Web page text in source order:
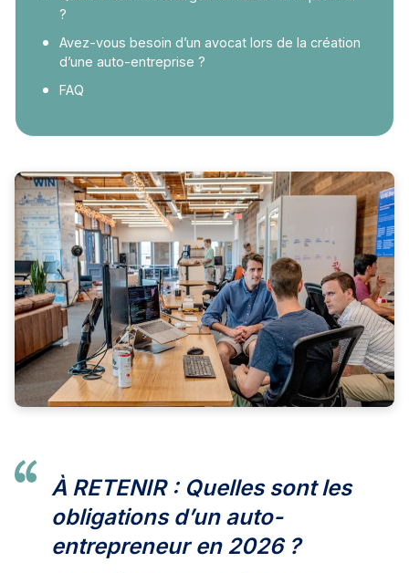
?
Avez-vous besoin d’un avocat lors de la création
d’une auto-entreprise ?
FAQ
À RETENIR : Quelles sont les
obligations d’un auto-
entrepreneuren 2026 ?